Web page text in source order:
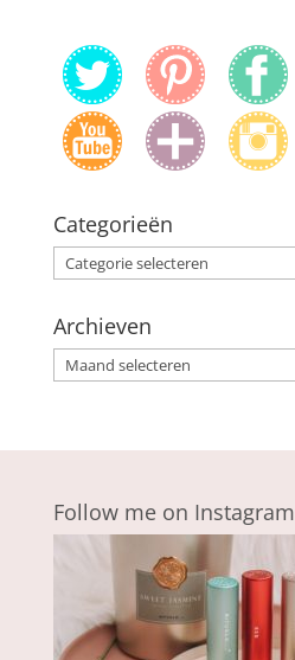
Categorieën
Categorieën
Archieven
Archieven
Follow me on Instagram